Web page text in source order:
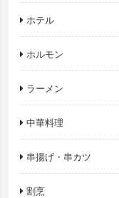
ホテル
ホルモン
ラーメン
中華料理
串揚げ・串カツ
割烹